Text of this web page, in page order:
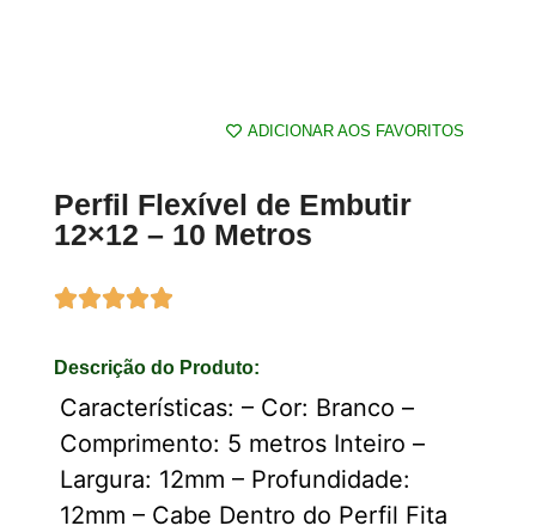
ADICIONAR AOS FAVORITOS
Perfil Flexível de Embutir
12×12 – 10 Metros
Descrição do Produto:
Características: – Cor: Branco –
Comprimento: 5 metros Inteiro –
Largura: 12mm – Profundidade:
12mm – Cabe Dentro do Perfil Fita